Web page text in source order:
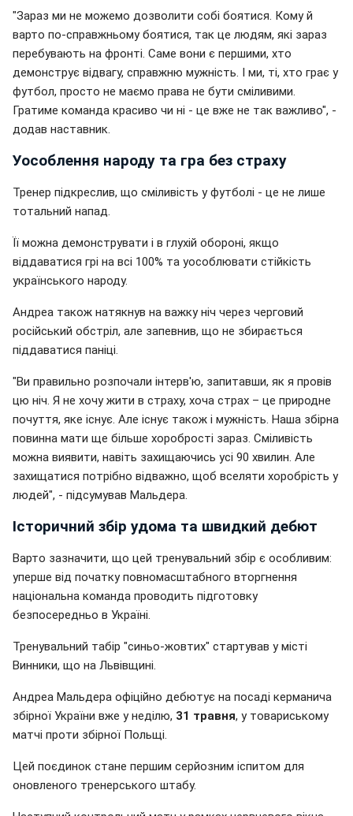
"Зараз ми не можемо дозволити собі боятися. Кому й
варто по-справжньому боятися, так це людям, які зараз
перебувають на фронті. Саме вони є першими, хто
демонструє відвагу, справжню мужність. І ми, ті, хто грає у
футбол, просто не маємо права не бути сміливими.
Гратиме команда красиво чи ні - це вже не так важливо", -
додав наставник.
Уособлення народу та гра без страху
Тренер підкреслив, що сміливість у футболі - це не лише
тотальний напад.
Її можна демонструвати і в глухій обороні, якщо
віддаватися грі на всі 100% та уособлювати стійкість
українського народу.
Андреа також натякнув на важку ніч через черговий
російський обстріл, але запевнив, що не збирається
піддаватися паніці.
"Ви правильно розпочали інтерв'ю, запитавши, як я провів
цю ніч. Я не хочу жити в страху, хоча страх – це природне
почуття, яке існує. Але існує також і мужність. Наша збірна
повинна мати ще більше хоробрості зараз. Сміливість
можна виявити, навіть захищаючись усі 90 хвилин. Але
захищатися потрібно відважно, щоб вселяти хоробрість у
людей", - підсумував Мальдера.
Історичний збір удома та швидкий дебют
Варто зазначити, що цей тренувальний збір є особливим:
уперше від початку повномасштабного вторгнення
національна команда проводить підготовку
безпосередньо в Україні.
Тренувальний табір "синьо-жовтих" стартував у місті
Винники, що на Львівщині.
Андреа Мальдера офіційно дебютує на посаді керманича
збірної України вже у неділю, 31 травня, у товариському
матчі проти збірної Польщі.
Цей поєдинок стане першим серйозним іспитом для
оновленого тренерського штабу.